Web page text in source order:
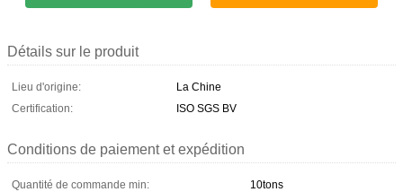
Détails sur le produit
Lieu d'origine:
La Chine
Certification:
ISO SGS BV
Conditions de paiement et expédition
Quantité de commande min:
10tons